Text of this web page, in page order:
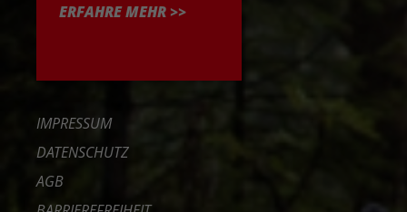
ERFAHRE MEHR >>
IMPRESSUM
DATENSCHUTZ
AGB